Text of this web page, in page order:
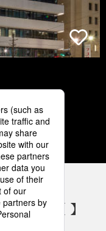
5
アカウント